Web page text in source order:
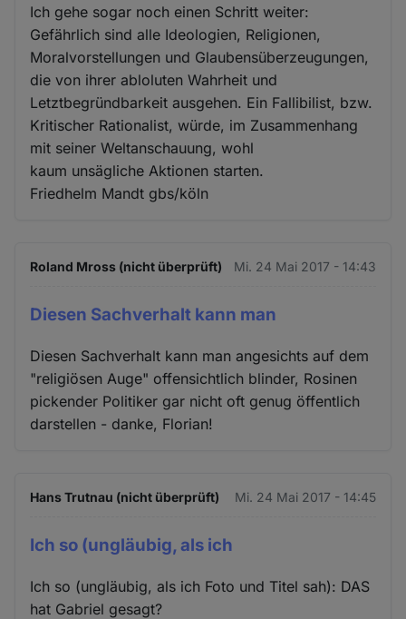
Ich gehe sogar noch einen Schritt weiter:
Gefährlich sind alle Ideologien, Religionen,
Moralvorstellungen und Glaubensüberzeugungen,
die von ihrer abloluten Wahrheit und
Letztbegründbarkeit ausgehen. Ein Fallibilist, bzw.
Kritischer Rationalist, würde, im Zusammenhang
mit seiner Weltanschauung, wohl
kaum unsägliche Aktionen starten.
Friedhelm Mandt gbs/köln
Roland Mross (nicht überprüft) Mi. 24 Mai 2017 - 14:43
Diesen Sachverhalt kann man
Diesen Sachverhalt kann man angesichts auf dem
"religiösen Auge" offensichtlich blinder, Rosinen
pickender Politiker gar nicht oft genug öffentlich
darstellen - danke, Florian!
Hans Trutnau (nicht überprüft) Mi. 24 Mai 2017 - 14:45
Ich so (ungläubig, als ich
Ich so (ungläubig, als ich Foto und Titel sah): DAS
hat Gabriel gesagt?